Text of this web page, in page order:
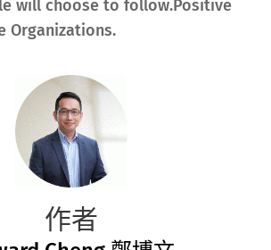
will choose to follow.Positive
Organizations.
作者